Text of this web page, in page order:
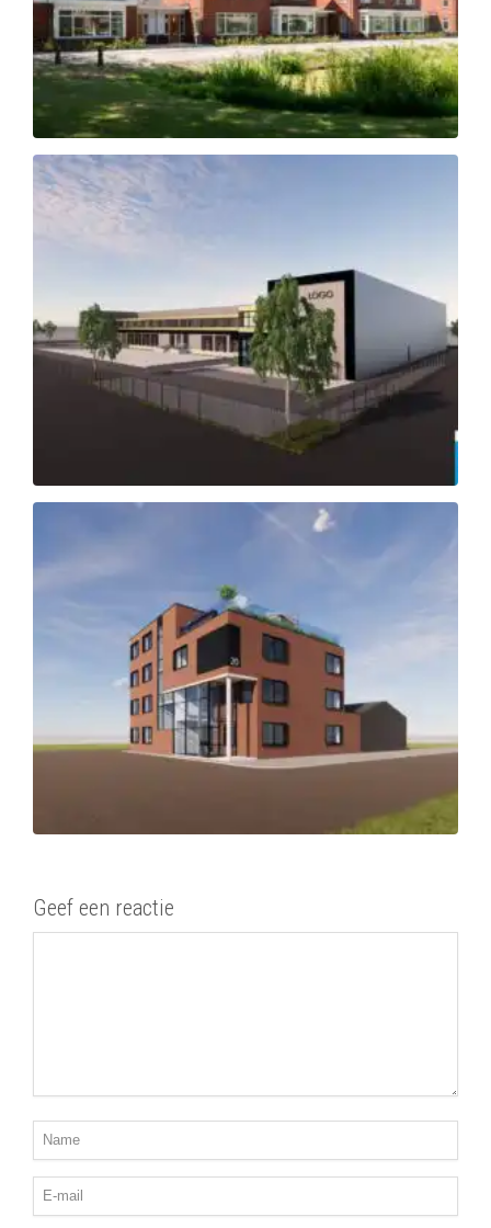
Geef een reactie